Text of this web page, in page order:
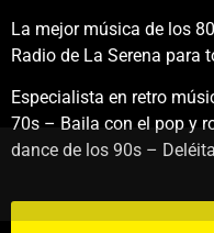
La mejor música de los
Radio de La Serena para
Especialista en retro
70s – Baila con el pop y
dance de los 90s –